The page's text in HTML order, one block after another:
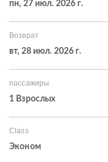
пн, 27 июл. 2026 г.
Возврат
вт, 28 июл. 2026 г.
пассажиры
1 Взрослых
Class
Эконом